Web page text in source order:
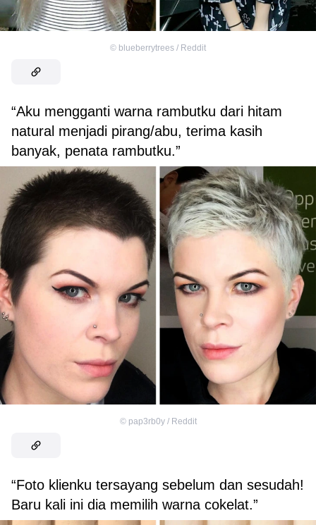
© blueberrytrees / Reddit
“Aku mengganti warna rambutku dari hitam
natural menjadi pirang/abu, terima kasih
banyak, penata rambutku.”
© pap3rb0y / Reddit
“Foto klienku tersayang sebelum dan sesudah!
Baru kali ini dia memilih warna cokelat.”